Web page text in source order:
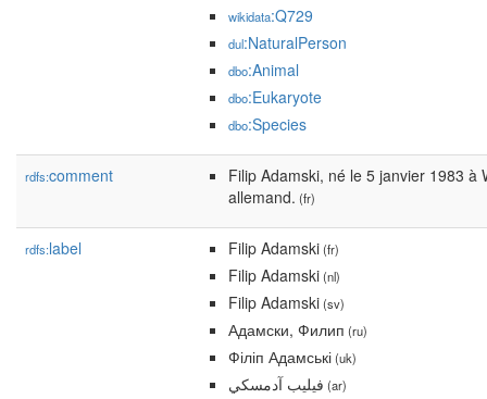
wikidata:Q729
dul:NaturalPerson
dbo:Animal
dbo:Eukaryote
dbo:Species
rdfs:comment
Filip Adamski, né le 5 janvier 1983 à
allemand. (fr)
rdfs:label Filip Adamski(fr)
Filip Adamski(nl)
Filip Adamski(sv)
Адамски, Филип (ru)
Філіп Адамські(uk)
فيليب آدمسكي (ar)